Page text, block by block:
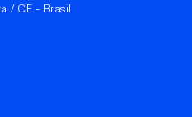
/ CE - Brasil